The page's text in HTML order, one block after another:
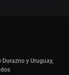
y Uruguay,